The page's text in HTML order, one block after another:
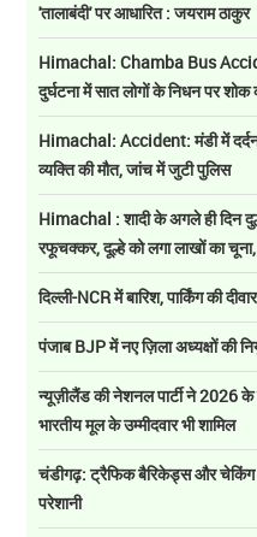
'तालाबंदी' पर आधारित : जयराम ठाकुर
Himachal: Chamba Bus
दुर्घटना में सात लोगों के निधन पर शोक
Himachal: Accident: मंडी में
व्यक्ति की मौत, जांच में जुटी पुलिस
Himachal : शादी के अगले ही दिन
रफूचक्कर, दूल्हे को लगा लाखों का
दिल्ली-NCR में बारिश, पार्किंग की
पंजाब BJP में नए ज़िला अध्यक्षों की
न्यूज़ीलैंड की नेशनल पार्टी ने 2026 के
भारतीय मूल के उम्मीदवार भी शामिल
चंडीगढ़: ट्रैफिक बैरिकेड्स और चेकिंग
परेशानी